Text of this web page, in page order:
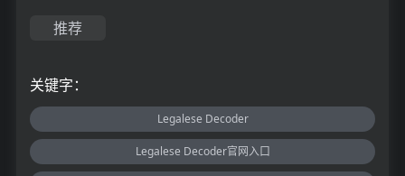
推荐
关键字：
Legalese Decoder
Legalese Decoder官网入口